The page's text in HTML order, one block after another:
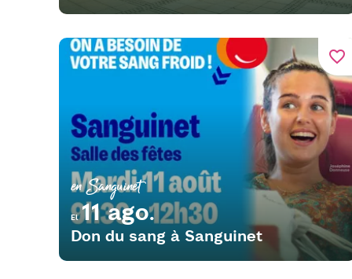
favorite_border
en Sanguinet
El11 ago.
Don du sang à Sanguinet